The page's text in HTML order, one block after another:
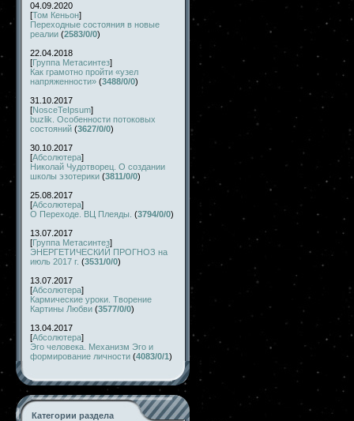
04.09.2020
[Том Кеньон]
Переходные состояния в новые
реалии (2583/0/0)
22.04.2018
[Группа Метасинтез]
Как грамотно пройти «узел
напряженности» (3488/0/0)
31.10.2017
[NosceTeIpsum]
buzlik. Особенности потоковых
состояний (3627/0/0)
30.10.2017
[Абсолютера]
Николай Чудотворец. О создании
школы эзотерики (3811/0/0)
25.08.2017
[Абсолютера]
О Переходе. ВЦ Плеяды. (3794/0/0)
13.07.2017
[Группа Метасинтез]
ЭНЕРГЕТИЧЕСКИЙ ПРОГНОЗ на
июль 2017 г. (3531/0/0)
13.07.2017
[Абсолютера]
Кармические уроки. Творение
Картины Любви (3577/0/0)
13.04.2017
[Абсолютера]
Эго человека. Механизм Эго и
формирование личности (4083/0/1)
Категории раздела